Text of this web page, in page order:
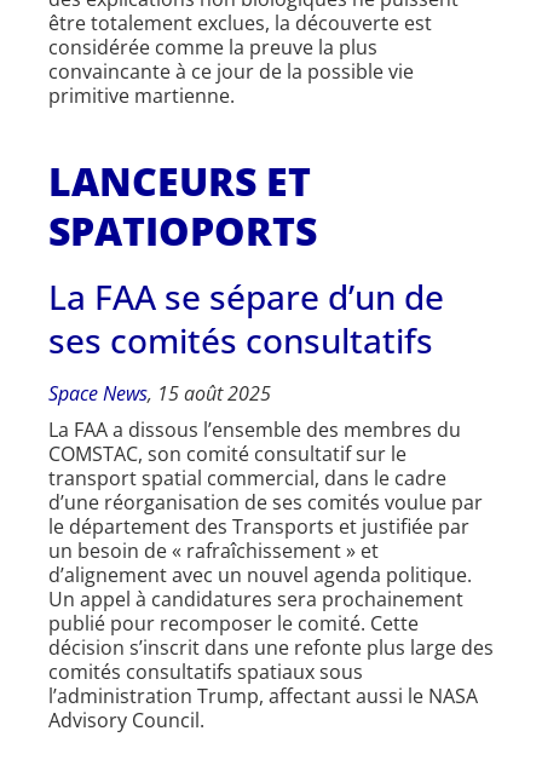
être totalement exclues, la découverte est
considérée comme la preuve la plus
convaincante à ce jour de la possible vie
primitive martienne.
LANCEURS ET
SPATIOPORTS
La FAA se sépare d’un de
ses comités consultatifs
Space News, 15 août 2025
La FAA a dissous l’ensemble des membres du
COMSTAC, son comité consultatif sur le
transport spatial commercial, dans le cadre
d’une réorganisation de ses comités voulue par
le département des Transports et justifiée par
un besoin de « rafraîchissement » et
d’alignement avec un nouvel agenda politique.
Un appel à candidatures sera prochainement
publié pour recomposer le comité. Cette
décision s’inscrit dans une refonte plus large des
comités consultatifs spatiaux sous
l’administration Trump, affectant aussi le NASA
Advisory Council.